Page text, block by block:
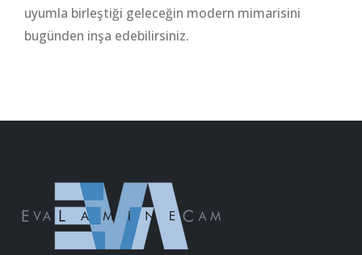
uyumla birleştiği geleceğin modern mimarisini
bugünden inşa edebilirsiniz.